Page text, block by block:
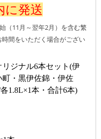
に発送
（11月～翌年2月）を含む繁
間をいただく場合がござい
ジナル6本セット(伊
・黒伊佐錦・伊佐
1.8L×1本・合計6本)